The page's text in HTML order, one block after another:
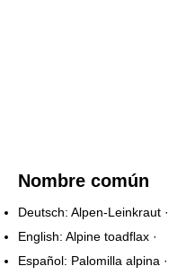
Nombre común
Deutsch: Alpen-Leinkraut ·
English: Alpine toadflax ·
Español: Palomilla alpina ·